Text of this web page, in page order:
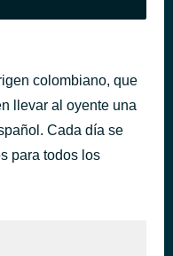
colombiano, que
llevar al oyente una
Cada día se
para todos los